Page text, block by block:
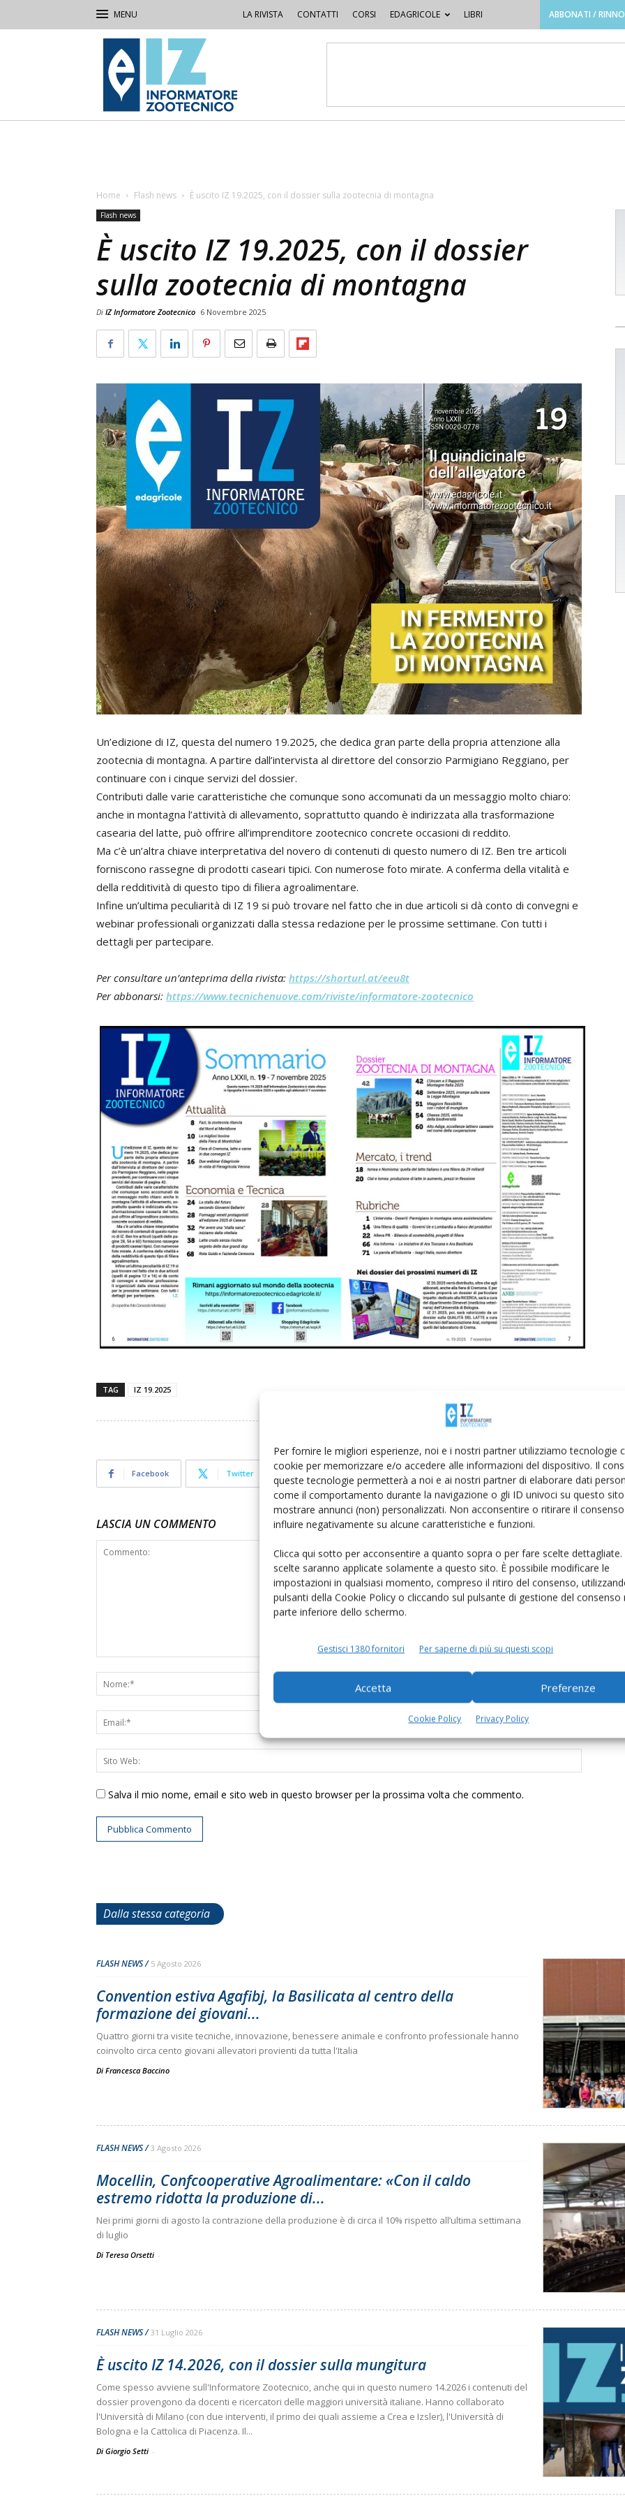
Per fornire le migliori esperienze, noi e i nostri partner utilizziamo tecnologie
cookie per memorizzare e/o accedere alle informazioni del dispositivo. Il
queste tecnologie permetterà a noi e ai nostri partner di elaborare dati
come il comportamento durante la navigazione o gli ID univoci su questo
mostrare annunci (non) personalizzati. Non acconsentire o ritirare il
influire negativamente su alcune caratteristiche e funzioni.
Clicca qui sotto per acconsentire a quanto sopra o per fare scelte dettagliate.
scelte saranno applicate solamente a questo sito. È possibile modificare le
impostazioni in qualsiasi momento, compreso il ritiro del consenso,
pulsanti della Cookie Policy o cliccando sul pulsante di gestione del consenso
parte inferiore dello schermo.
Gestisci 1380 fornitori Per saperne di più su questi scopi
Accetta Preferenze
Cookie Policy Privacy Policy
LA RIVISTA CONTATTI CORSI EDAGRICOLE LIBRI ABBONATI /
IZ
Informatore
Zootecnico
Home Flash news È uscito IZ 19.2025, con il dossier sulla zootecnia di montagna
Flash news
È uscito IZ 19.2025, con il dossier
sulla zootecnia di montagna
Di IZ Informatore Zootecnico 6 Novembre 2025
Un’edizione di IZ, questa del numero 19.2025, che dedica gran parte della propria attenzione alla
zootecnia di montagna. A partire dall’intervista al direttore del consorzio Parmigiano Reggiano, per
continuare con i cinque servizi del dossier.
Contributi dalle varie caratteristiche che comunque sono accomunati da un messaggio molto chiaro:
anche in montagna l’attività di allevamento, soprattutto quando è indirizzata alla trasformazione
casearia del latte, può offrire all’imprenditore zootecnico concrete occasioni di reddito.
Ma c’è un’altra chiave interpretativa del novero di contenuti di questo numero di IZ. Ben tre articoli
forniscono rassegne di prodotti caseari tipici. Con numerose foto mirate. A conferma della vitalità e
della redditività di questo tipo di filiera agroalimentare.
Infine un’ultima peculiarità di IZ 19 si può trovare nel fatto che in due articoli si dà conto di convegni e
webinar professionali organizzati dalla stessa redazione per le prossime settimane. Con tutti i
dettagli per partecipare.
Per consultare un’anteprima della rivista: https://shorturl.at/eeu8t
Per abbonarsi: https://www.tecnichenuove.com/riviste/informatore-zootecnico
TAG IZ 19.2025
Facebook Twitter
LASCIA UN COMMENTO
Salva il mio nome, email e sito web in questo browser per la prossima volta che commento.
Dalla stessa categoria
FLASH NEWS 5 Agosto 2026
Convention estiva Agafibj, la Basilicata al centro della
formazione dei giovani...
Quattro giorni tra visite tecniche, innovazione, benessere animale e confronto professionale hanno
coinvolto circa cento giovani allevatori provienti da tutta l'Italia
Di Francesca Baccino
FLASH NEWS 3 Agosto 2026
Mocellin, Confcooperative Agroalimentare: «Con il caldo
estremo ridotta la produzione di...
Nei primi giorni di agosto la contrazione della produzione è di circa il 10% rispetto all’ultima settimana
di luglio
Di Teresa Orsetti -
FLASH NEWS 31 Luglio 2026
È uscito IZ 14.2026, con il dossier sulla mungitura
Come spesso avviene sull'Informatore Zootecnico, anche qui in questo numero 14.2026 i contenuti del
dossier provengono da docenti e ricercatori delle maggiori università italiane. Hanno collaborato
l'Università di Milano (con due interventi, il primo dei quali assieme a Crea e Izsler), l'Università di
Bologna e la Cattolica di Piacenza. Il...
Di Giorgio Setti -